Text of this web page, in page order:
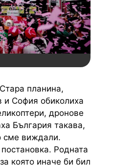
планина,
и София обиколиха
дронове
България такава,
сме виждали.
Родната
която иначе би бил